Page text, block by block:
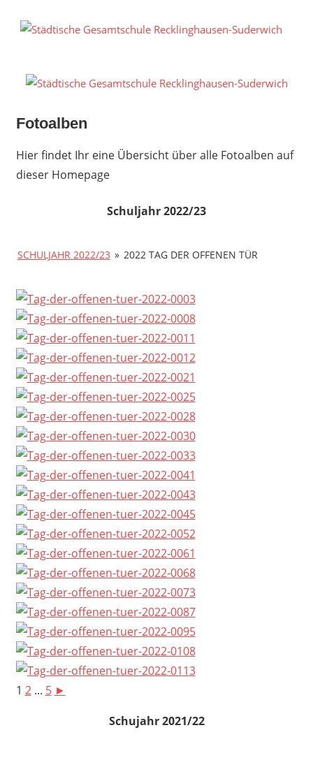
Inhalt
Fotoalben
Hier findet Ihr eine Übersicht über alle Fotoalben auf
dieser Homepage
Schuljahr 2022/23
SCHULJAHR 2022/23 » 2022 TAG DER OFFENEN TÜR
1 2 ... 5 ►
Schujahr 2021/22